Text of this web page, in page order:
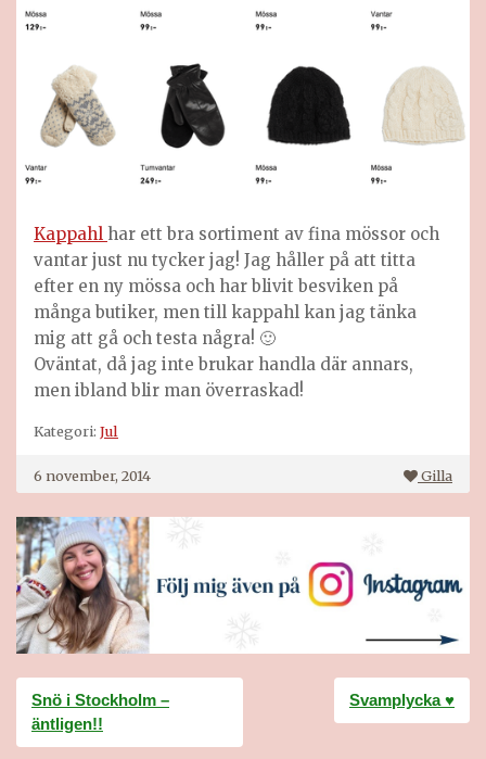
Kappahl har ett bra sortiment av fina mössor och
vantar just nu tycker jag! Jag håller på att titta
efter en ny mössa och har blivit besviken på
många butiker, men till kappahl kan jag tänka
mig att gå och testa några! 🙂
Oväntat, då jag inte brukar handla där annars,
men ibland blir man överraskad!
Kategori: Jul
6 november, 2014 Gilla
Inläggsnavigering
Snö i Stockholm –
äntligen!!
Svamplycka ♥